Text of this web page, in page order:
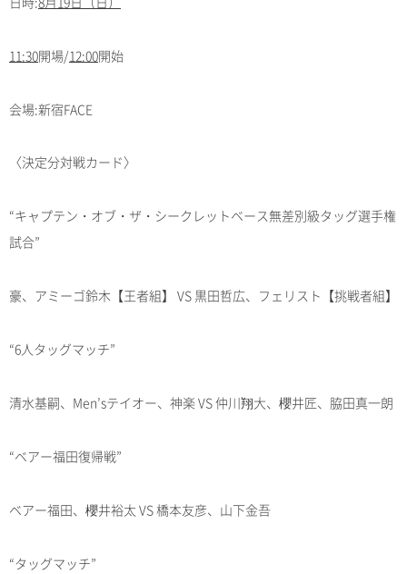
11:30開場/12:00開始
会場:新宿FACE
〈決定分対戦カード〉
“キャプテン・オブ・ザ・シークレットベース無差別級タッグ選手権
試合”
豪、アミーゴ鈴木【王者組】 VS 黒田哲広、フェリスト【挑戦者組】
“6人タッグマッチ”
清水基嗣、Men’sテイオー、神楽 VS 仲川翔大、櫻井匠、脇田真一朗
“ベアー福田復帰戦”
ベアー福田、櫻井裕太 VS 橋本友彦、山下金吾
“タッグマッチ”